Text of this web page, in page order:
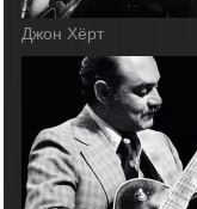
Джон Хёрт